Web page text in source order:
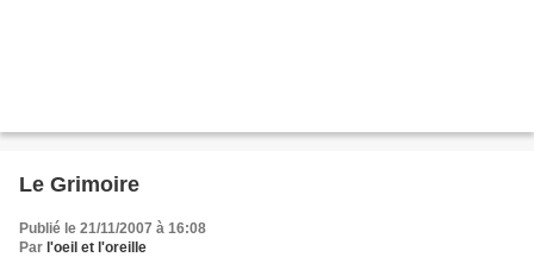
Le Grimoire
Publié le 21/11/2007 à 16:08
Par l'oeil et l'oreille